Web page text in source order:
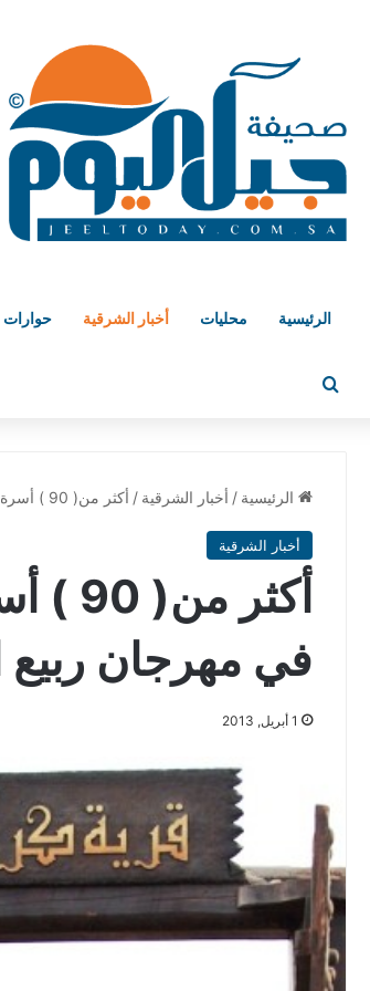
الرئيسية محليات أخبار الشرقية حوارات
الرئيسية / أخبار الشرقية / أكثر من( 90 ) أسرة منتجة تشارك في مهرجان ربيع الجبيل
أخبار الشرقية
في مهرجان ربيع
1 أبريل, 2013